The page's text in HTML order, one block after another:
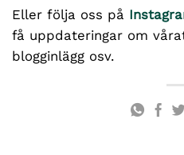
Eller följa oss på
få uppdateringar om
blogginlägg osv.